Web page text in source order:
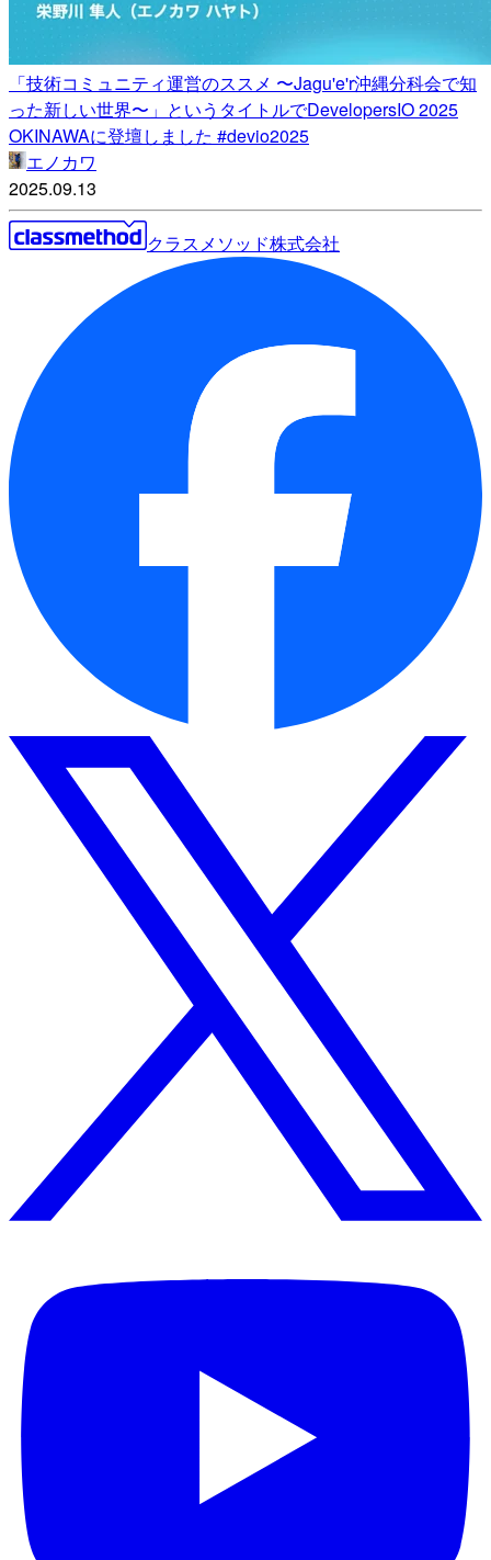
「技術コミュニティ運営のススメ 〜Jagu'e'r沖縄分科会で知
った新しい世界〜」というタイトルでDevelopersIO 2025
OKINAWAに登壇しました #devio2025
エノカワ
2025.09.13
クラスメソッド株式会社